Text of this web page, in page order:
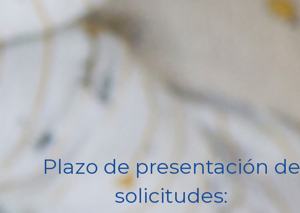
Plazo de presentación de
solicitudes: